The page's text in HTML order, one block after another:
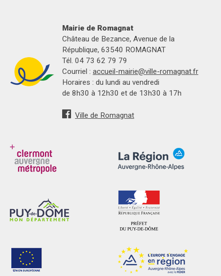
Mairie de Romagnat
Château de Bezance, Avenue de la
République, 63540 ROMAGNAT
Tél. 04 73 62 79 79
Courriel : accueil-mairie@ville-romagnat.fr
Horaires : du lundi au vendredi
de 8h30 à 12h30 et de 13h30 à 17h
Ville de Romagnat